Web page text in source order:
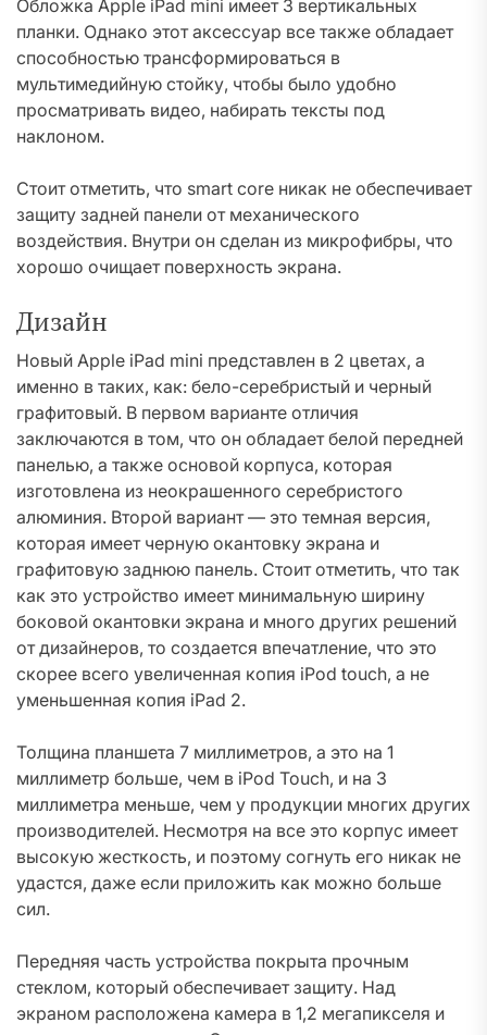
Обложка Apple iPad mini имеет 3 вертикальных
планки. Однако этот аксессуар все также обладает
способностью трансформироваться в
мультимедийную стойку, чтобы было удобно
просматривать видео, набирать тексты под
наклоном.
Стоит отметить, что smart core никак не обеспечивает
защиту задней панели от механического
воздействия. Внутри он сделан из микрофибры, что
хорошо очищает поверхность экрана.
Дизайн
Новый Apple iPad mini представлен в 2 цветах, а
именно в таких, как: бело-серебристый и черный
графитовый. В первом варианте отличия
заключаются в том, что он обладает белой передней
панелью, а также основой корпуса, которая
изготовлена из неокрашенного серебристого
алюминия. Второй вариант — это темная версия,
которая имеет черную окантовку экрана и
графитовую заднюю панель. Стоит отметить, что так
как это устройство имеет минимальную ширину
боковой окантовки экрана и много других решений
от дизайнеров, то создается впечатление, что это
скорее всего увеличенная копия iPod touch, а не
уменьшенная копия iPad 2.
Толщина планшета 7 миллиметров, а это на 1
миллиметр больше, чем в iPod Touch, и на 3
миллиметра меньше, чем у продукции многих других
производителей. Несмотря на все это корпус имеет
высокую жесткость, и поэтому согнуть его никак не
удастся, даже если приложить как можно больше
сил.
Передняя часть устройства покрыта прочным
стеклом, который обеспечивает защиту. Над
экраном расположена камера в 1,2 мегапикселя и